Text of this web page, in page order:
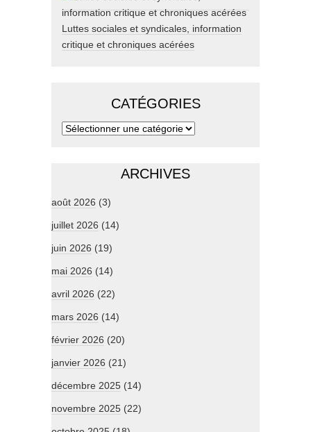
Luttes sociales et syndicales, information
critique et chroniques acérées
CATÉGORIES
ARCHIVES
août 2026 (3)
juillet 2026 (14)
juin 2026 (19)
mai 2026 (14)
avril 2026 (22)
mars 2026 (14)
février 2026 (20)
janvier 2026 (21)
décembre 2025 (14)
novembre 2025 (22)